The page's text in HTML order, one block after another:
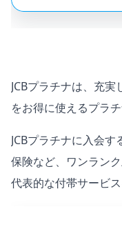
JCBプラチナは、充
をお得に使えるプラチ
JCBプラチナに入会
保険など、ワンラン
代表的な付帯サービ